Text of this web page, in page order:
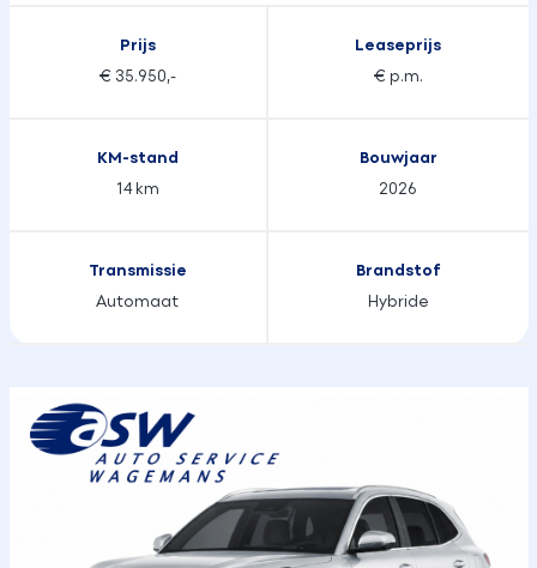
Prijs
€ 35.950,-
Leaseprijs
€ p.m.
KM-stand
14 km
Bouwjaar
2026
Transmissie
Automaat
Brandstof
Hybride